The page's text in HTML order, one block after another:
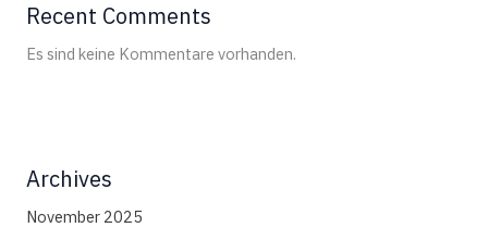
Recent Comments
Es sind keine Kommentare vorhanden.
Archives
November 2025